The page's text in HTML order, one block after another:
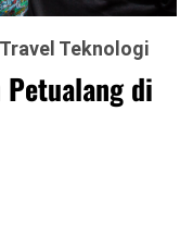
Travel Teknologi
Petualang di